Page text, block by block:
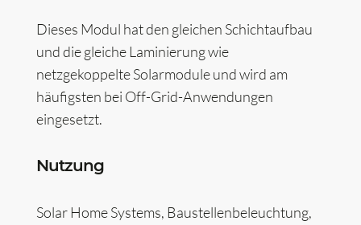
Dieses Modul hat den gleichen Schichtaufbau
und die gleiche Laminierung wie
netzgekoppelte Solarmodule und wird am
häufigsten bei Off-Grid-Anwendungen
eingesetzt.
Nutzung
Solar Home Systems, Baustellenbeleuchtung,